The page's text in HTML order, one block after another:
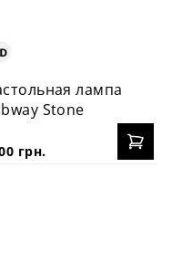
лампа
Stone
грн.